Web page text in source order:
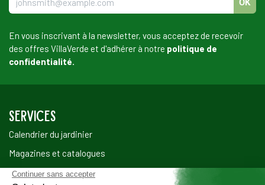
OK
En vous inscrivant à la newsletter, vous acceptez de recevoir
des offres VillaVerde et d'adhérer à notre politique de
confidentialité.
SERVICES
Calendrier du jardinier
Magazines et catalogues
Notre programme de fidélité